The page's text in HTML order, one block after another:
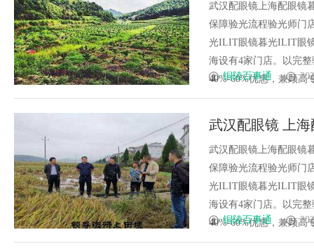
武汉配眼镜上海配眼镜
保障验光流程验光师门
光ILIT眼镜暮光ILIT眼
海设有4家门店。以完
40%-60%优惠，兼顾高
铜陵百事通
武汉配眼镜 上
武汉配眼镜上海配眼镜
保障验光流程验光师门
光ILIT眼镜暮光ILIT眼
海设有4家门店。以完
40%-60%优惠，兼顾高
铜陵百事通